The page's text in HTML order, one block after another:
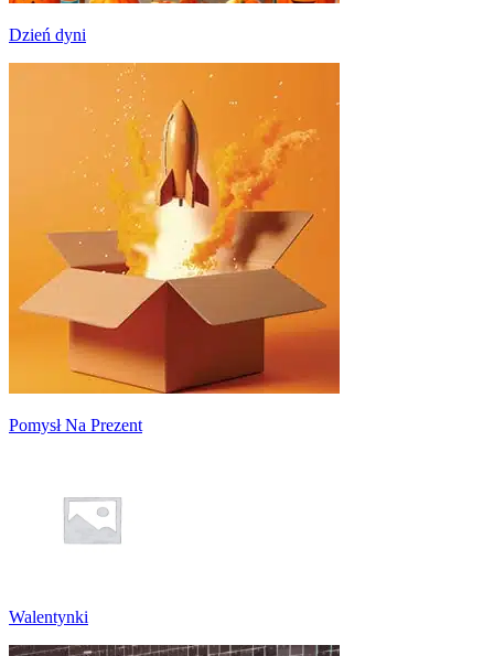
Dzień dyni
Pomysł Na Prezent
Walentynki